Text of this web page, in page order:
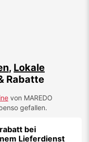
, Lokale
Rabatte
von MAREDO
gefallen.
bei
Lieferdienst